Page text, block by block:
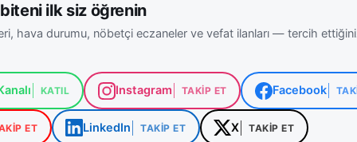
ilk siz öğrenin
hava durumu, nöbetçi eczaneler ve vefat ilanları — tercih
KATIL Instagram TAKIP ET Facebook
ET LinkedIn TAKIP ET X TAKIP ET